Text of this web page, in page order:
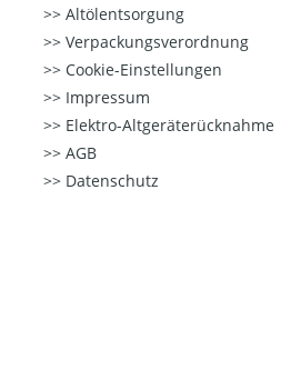
Altölentsorgung
Verpackungsverordnung
Cookie-Einstellungen
Impressum
Elektro-Altgeräterücknahme
AGB
Datenschutz